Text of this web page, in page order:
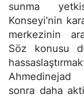
sunma
Konseyi'nin
merkezinin
Söz konusu
Ahmedinejad
sonra daha